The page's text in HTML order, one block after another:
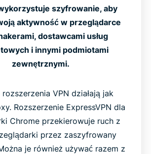
szyfrowanie, aby
aktywność w przeglądarce
dostawcami usług
i innymi podmiotami
zewnętrznymi.
VPN działają jak
Rozszerzenie ExpressVPN dla
Chrome przekierowuje ruch z
przez zaszyfrowany
je również używać razem z